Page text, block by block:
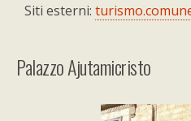
Siti esterni:
Palazzo Ajutamicristo